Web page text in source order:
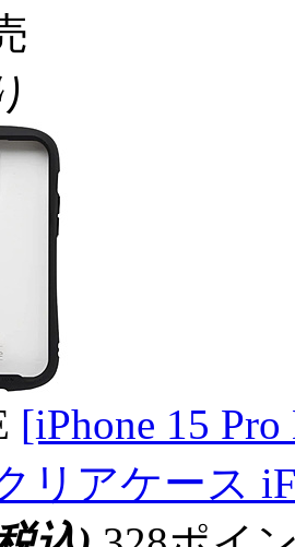
[iPhone 15
リアケース